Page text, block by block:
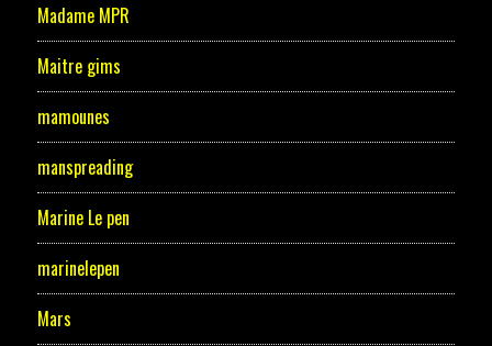
Madame MPR
Maitre gims
mamounes
manspreading
Marine Le pen
marinelepen
Mars